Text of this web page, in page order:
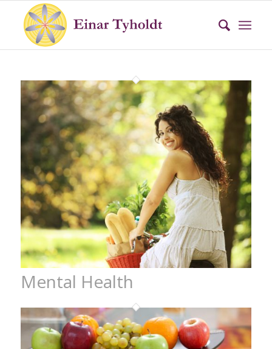
Mental Health